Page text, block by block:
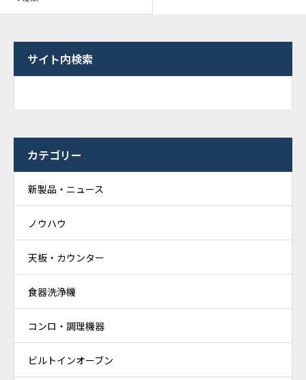
サイト内検索
カテゴリー
新製品・ニュース
ノウハウ
天板・カウンター
食器洗浄機
コンロ・調理機器
ビルトインオーブン